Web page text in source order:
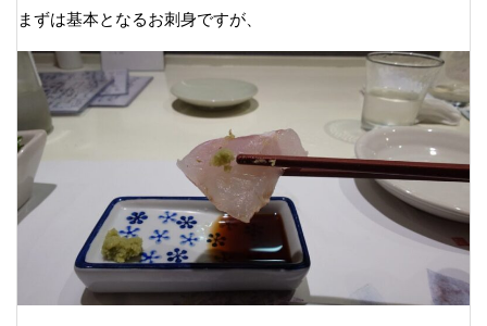
まずは基本となるお刺身ですが、